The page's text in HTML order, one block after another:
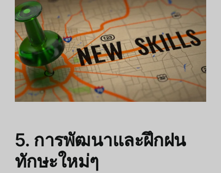
5. การพัฒนาและฝึกฝน
ทักษะใหม่ๆ